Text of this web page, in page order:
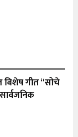
बिशेष गीत “सोचे